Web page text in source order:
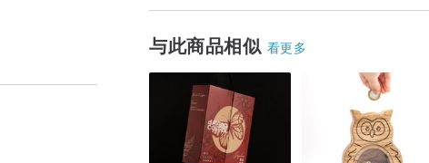
与此商品相似 看更多